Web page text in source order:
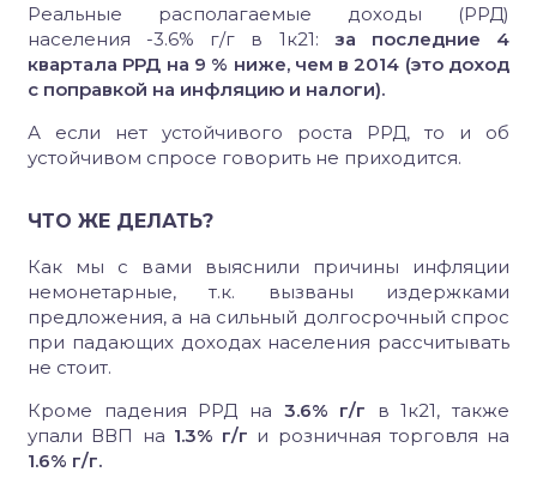
Реальные располагаемые доходы (РРД)
населения -3.6% г/г в 1к21: за последние 4
квартала РРД на 9 % ниже, чем в 2014 (это доход
с поправкой на инфляцию и налоги).
А если нет устойчивого роста РРД, то и об
устойчивом спросе говорить не приходится.
ЧТО ЖЕ ДЕЛАТЬ?
Как мы с вами выяснили причины инфляции
немонетарные, т.к. вызваны издержками
предложения, а на сильный долгосрочный спрос
при падающих доходах населения рассчитывать
не стоит.
Кроме падения РРД на 3.6% г/г в 1к21, также
упали ВВП на 1.3% г/г и розничная торговля на
1.6% г/г.